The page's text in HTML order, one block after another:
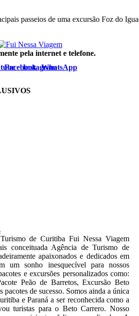
passeios de uma excursão Foz do
pela internet e telefone.
FacebookInstagramWhatsApp
de Curitiba Fui Nessa Viagem
conceituada Agência de Turismo de
apaixonados e dedicados em
um sonho inesquecível para nossos
e excursões personalizados como:
Peão de Barretos, Excursão Beto
pacotes de sucesso. Somos ainda a única
e Paraná a ser reconhecida como a
turistas para o Beto Carrero. Nosso